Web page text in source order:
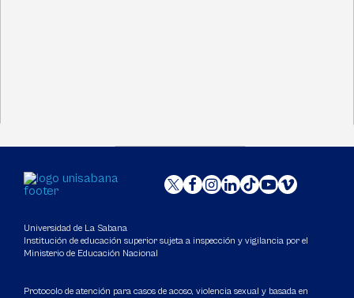
Universidad de La Sabana
Institución de educación superior sujeta a inspección y vigilancia por el
Ministerio de Educación Nacional
Protocolo de atención para casos de acoso, violencia sexual y basada en